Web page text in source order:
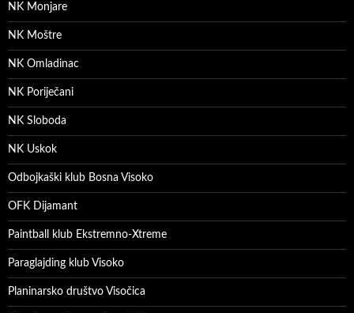
NK Monjare
NK Moštre
NK Omladinac
NK Poriječani
NK Sloboda
NK Uskok
Odbojkaški klub Bosna Visoko
OFK Dijamant
Paintball klub Ekstremno-Xtreme
Paraglajding klub Visoko
Planinarsko društvo Visočica